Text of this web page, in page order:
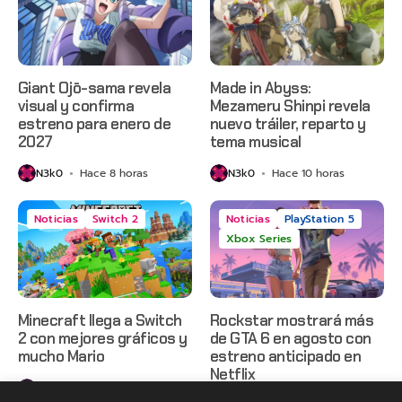
Giant Ojō-sama revela
visual y confirma
estreno para enero de
2027
N3k0 Hace 8 horas
Made in Abyss:
Mezameru Shinpi revela
nuevo tráiler, reparto y
tema musical
N3k0 Hace 10 horas
Noticias Switch 2
Minecraft llega a Switch
2 con mejores gráficos y
mucho Mario
Noticias
PlayStation 5
Xbox Series
Rockstar mostrará más
de GTA 6 en agosto con
estreno anticipado en
Netflix